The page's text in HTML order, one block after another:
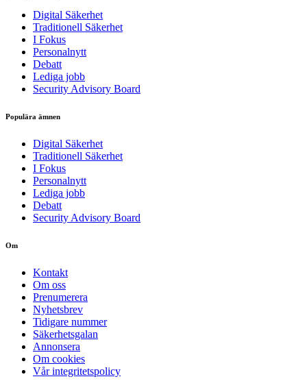
Digital Säkerhet
Traditionell Säkerhet
I Fokus
Personalnytt
Debatt
Lediga jobb
Security Advisory Board
Populära ämnen
Digital Säkerhet
Traditionell Säkerhet
I Fokus
Personalnytt
Lediga jobb
Debatt
Security Advisory Board
Om
Kontakt
Om oss
Prenumerera
Nyhetsbrev
Tidigare nummer
Säkerhetsgalan
Annonsera
Om cookies
Vår integritetspolicy